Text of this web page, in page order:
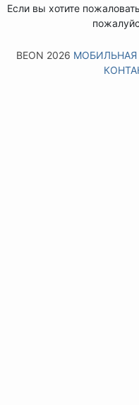
Если вы хотите
BEON 2026 МОБИЛЬНАЯ